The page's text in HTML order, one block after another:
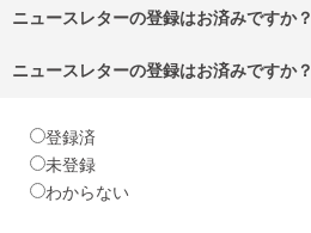
ニュースレターの登録はお済みですか？
ニュースレターの登録はお済みですか？
登録済
未登録
わからない